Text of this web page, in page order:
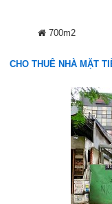
700m2
CHO THUÊ NHÀ MẶT